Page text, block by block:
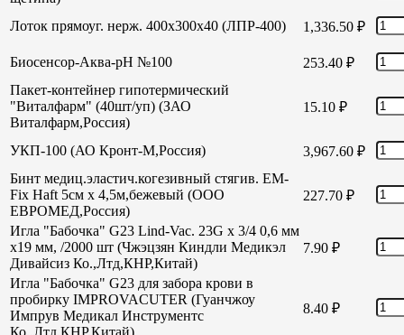
Лоток прямоуг. нерж. 400х300х40 (ЛПР-400) 1,336.50 ₽
Биосенсор-Аква-рН №100 253.40 ₽
Пакет-контейнер гипотермический
"Виталфарм" (40шт/уп) (ЗАО
Виталфарм,Россия)
15.10 ₽
УКП-100 (АО Кронт-М,Россия) 3,967.60 ₽
Бинт медиц.эластич.когезивный стягив. EM-
Fix Haft 5см х 4,5м,бежевый (ООО
ЕВРОМЕД,Россия)
227.70 ₽
Игла "Бабочка" G23 Lind-Vac. 23G х 3/4 0,6 мм
х19 мм, /2000 шт (Чжэцзян Киндли Медикэл
Дивайсиз Ко.,Лтд,КНР,Китай)
7.90 ₽
Игла "Бабочка" G23 для забора крови в
пробирку IMPROVACUTER (Гуанчжоу
Импрув Медикал Инструментс
Ко.,Лтд,КНР,Китай)
8.40 ₽